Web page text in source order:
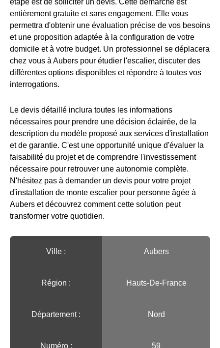
étape est de solliciter un devis. Cette démarche est
entièrement gratuite et sans engagement. Elle vous
permettra d'obtenir une évaluation précise de vos besoins
et une proposition adaptée à la configuration de votre
domicile et à votre budget. Un professionnel se déplacera
chez vous à Aubers pour étudier l'escalier, discuter des
différentes options disponibles et répondre à toutes vos
interrogations.
Le devis détaillé inclura toutes les informations
nécessaires pour prendre une décision éclairée, de la
description du modèle proposé aux services d'installation
et de garantie. C'est une opportunité unique d'évaluer la
faisabilité du projet et de comprendre l'investissement
nécessaire pour retrouver une autonomie complète.
N'hésitez pas à demander un devis pour votre projet
d'installation de monte escalier pour personne âgée à
Aubers et découvrez comment cette solution peut
transformer votre quotidien.
Ville :️ Aubers
Région :️ Hauts-De-France
Département : Nord
Numéro : 59